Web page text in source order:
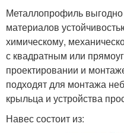
Металлопрофиль выгодно
материалов
химическому,
с квадратным или
проектировании и
подходят для монтажа
крыльца и устройства
Навес состоит из: